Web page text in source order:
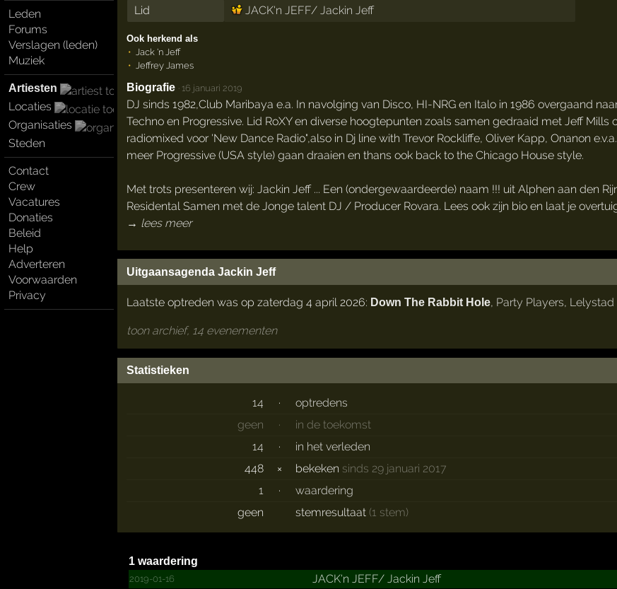
Leden
Forums
Verslagen (leden)
Muziek
Artiesten
Locaties
Organisaties
Steden
Contact
Crew
Vacatures
Donaties
Beleid
Help
Adverteren
Voorwaarden
Privacy
Lid
JACK'n JEFF/ Jackin Jeff
Ook herkend als
Jack 'n Jeff
Jeffrey James
Biografie · 16 januari 2019
DJ sinds 1982,Club Maribaya e.a. In navolging van Disco, HI-NRG en Italo in 1986 overgaand
Techno en Progressive. Lid RoXY en diverse hoogtepunten zoals samen gedraaid met Jeff
radiomixed voor 'New Dance Radio",also in Dj line with Trevor Rockliffe, Oliver Kapp, Onanon
meer Progressive (USA style) gaan draaien en thans ook back to the Chicago House style.
Met trots presenteren wij: Jackin Jeff ... Een (ondergewaardeerde) naam !!! uit Alphen aan den
Residental Samen met de Jonge talent DJ / Producer Rovara. Lees ook zijn bio en laat je
→ lees meer
Uitgaansagenda Jackin Jeff
Laatste optreden was op zaterdag 4 april 2026: Down The Rabbit Hole, Party Players, Lelystad
toon archief, 14 evenementen
Statistieken
14 ·
optredens
geen
·
in de toekomst
14
·
in het verleden
448
× bekeken sinds 29 januari 2017
1
·
waardering
geen
stemresultaat (1 stem)
1 waardering
2019-01-16 JACK'n JEFF/­ Jackin Jeff